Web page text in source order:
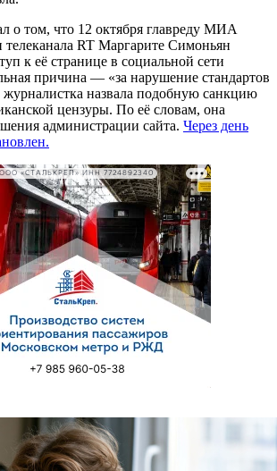
о том, что 12 октября главреду МИА
телеканала RT Маргарите Симоньян
к её странице в социальной сети
причина — «за нарушение стандартов
назвала подобную санкцию
цензуры. По её словам, она
администрации сайта. Через день
«СТАЛЬКРЕП» ИНН 7724892340